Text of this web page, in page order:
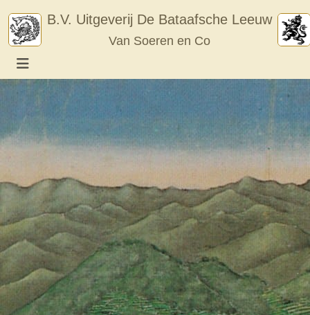
content
B.V. Uitgeverij De Bataafsche Leeuw
Van Soeren en Co